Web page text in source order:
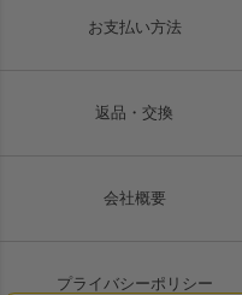
お支払い方法
返品・交換
会社概要
プライバシーポリシー